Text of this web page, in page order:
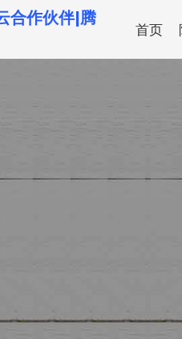
合作伙伴|腾
首页